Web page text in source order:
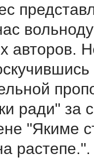
авторов.
ради" за
"Якиме
растепе.".